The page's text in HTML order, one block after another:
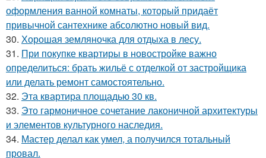
оформления ванной комнаты, который придаёт
привычной сантехнике абсолютно новый вид.
30. Хорошая земляночка для отдыха в лесу.
31. При покупке квартиры в новостройке важно
определиться: брать жильё с отделкой от застройщика
или делать ремонт самостоятельно.
32. Эта квартира площадью 30 кв.
33. Это гармоничное сочетание лаконичной архитектуры
и элементов культурного наследия.
34. Мастер делал как умел, а получился тотальный
провал.